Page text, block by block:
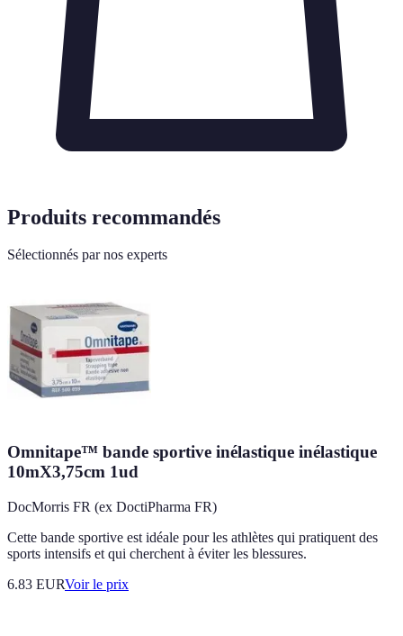
Produits recommandés
Sélectionnés par nos experts
Omnitape™ bande sportive inélastique inélastique
10mX3,75cm 1ud
DocMorris FR (ex DoctiPharma FR)
Cette bande sportive est idéale pour les athlètes qui pratiquent des
sports intensifs et qui cherchent à éviter les blessures.
6.83 EURVoir le prix